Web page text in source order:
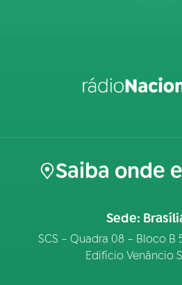
Saiba onde
Sede:
SCS – Quadra 08 – Bloco B
Edifício Venâncio